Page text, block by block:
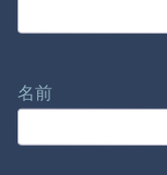
名前